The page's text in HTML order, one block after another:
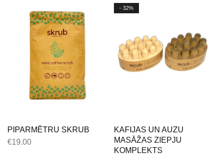
PIPARMĒTRU SKRUB
€19.00
- 32%
KAFIJAS UN AUZU
MASĀŽAS ZIEPJU
KOMPLEKTS